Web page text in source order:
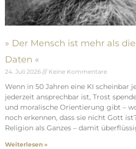
» Der Mensch ist mehr als
Daten «
24. Juli 2026 Keine Kommentare
Wenn in 50 Jahren eine KI scheinbar
jederzeit ansprechbar ist, Trost
und moralische Orientierung gibt –
noch erkennen, dass sie nicht Gott
Religion als Ganzes – damit
Weiterlesen »